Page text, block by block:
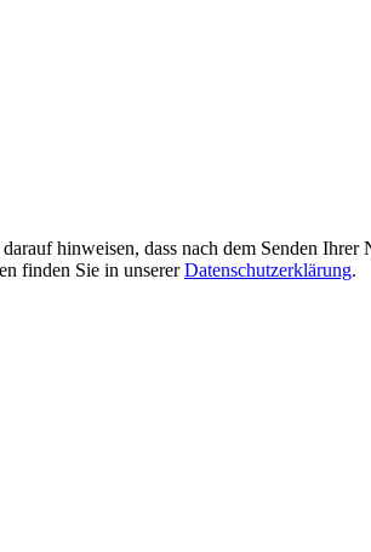
hinweisen, dass nach dem Senden
finden Sie in unsererDatenschutzerklärung.